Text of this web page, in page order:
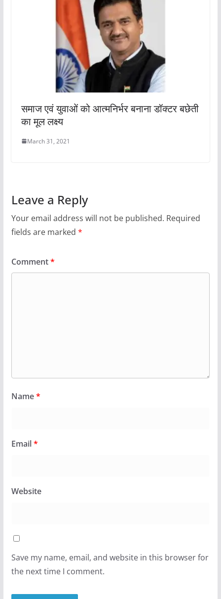
समाज एवं युवाओं को आत्मनिर्भर बनाना डॉक्टर बछेती
का मूल लक्ष्य
March 31, 2021
Leave a Reply
Your email address will not be published. Required
fields are marked *
Comment*
Name*
Email*
Website
Save my name, email, and website in this browser for
the next time I comment.